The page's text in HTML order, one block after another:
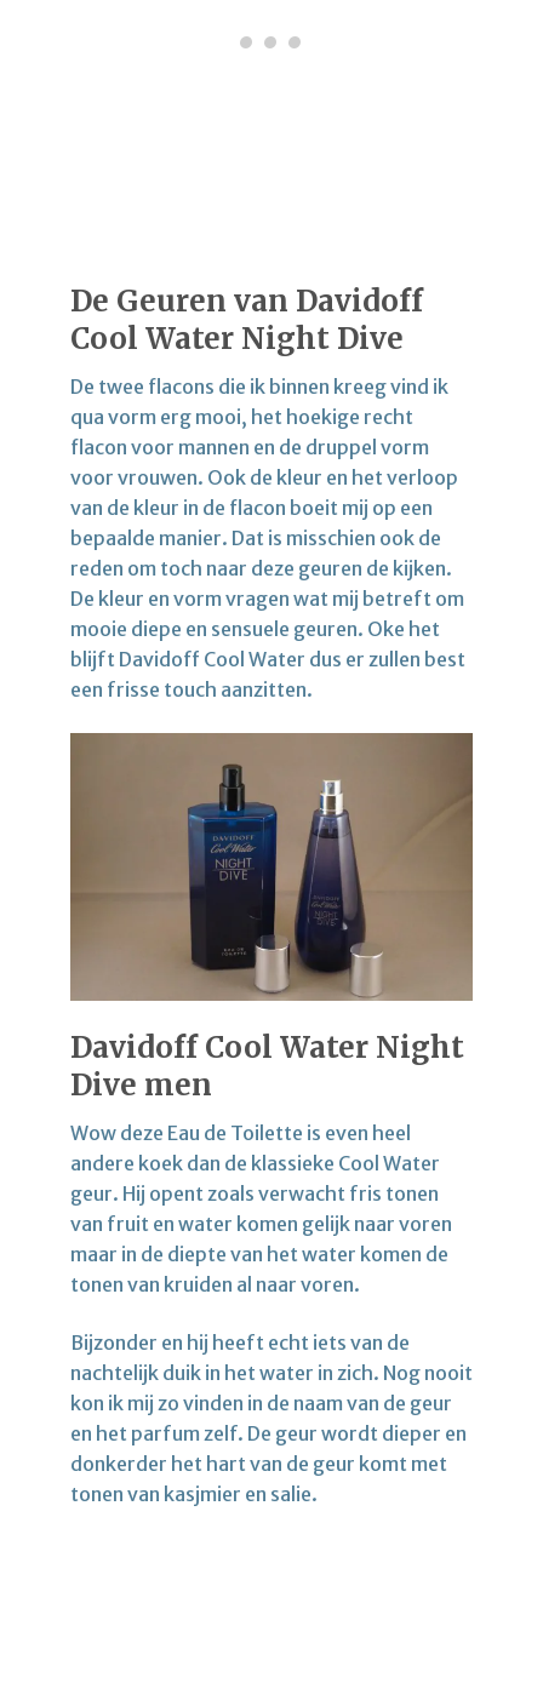
De Geuren van Davidoff
Cool Water Night Dive
De twee flacons die ik binnen kreeg vind ik
qua vorm erg mooi, het hoekige recht
flacon voor mannen en de druppel vorm
voor vrouwen. Ook de kleur en het verloop
van de kleur in de flacon boeit mij op een
bepaalde manier. Dat is misschien ook de
reden om toch naar deze geuren de kijken.
De kleur en vorm vragen wat mij betreft om
mooie diepe en sensuele geuren. Oke het
blijft Davidoff Cool Water dus er zullen best
een frisse touch aanzitten.
Davidoff Cool Water Night
Dive men
Wow deze Eau de Toilette is even heel
andere koek dan de klassieke Cool Water
geur. Hij opent zoals verwacht fris tonen
van fruit en water komen gelijk naar voren
maar in de diepte van het water komen de
tonen van kruiden al naar voren.
Bijzonder en hij heeft echt iets van de
nachtelijk duik in het water in zich. Nog nooit
kon ik mij zo vinden in de naam van de geur
en het parfum zelf. De geur wordt dieper en
donkerder het hart van de geur komt met
tonen van kasjmier en salie.